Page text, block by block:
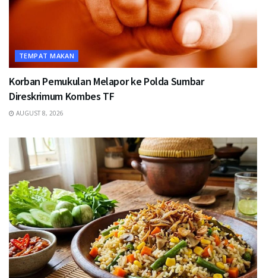
TEMPAT MAKAN
Korban Pemukulan Melapor ke Polda Sumbar
Direskrimum Kombes TF
AUGUST 8, 2026